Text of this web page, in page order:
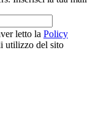
letto la Policy
utilizzo del sito